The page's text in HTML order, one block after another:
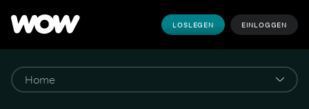
LOSLEGEN EINLOGGEN